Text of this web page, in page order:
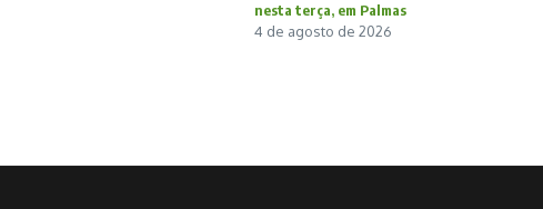
nesta terça, em Palmas
4 de agosto de 2026